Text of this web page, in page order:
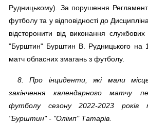
Рудницькому). За порушення
футболу та у відповідності до
відсторонити від виконання
"Бурштин" Бурштин В. Рудницького на
матч обласних змагань з футболу.
8. Про інциденти, які мали
закінчення календарного матчу
футболу сезону 2022-2023
"Бурштин" - "Олімп" Татарів.